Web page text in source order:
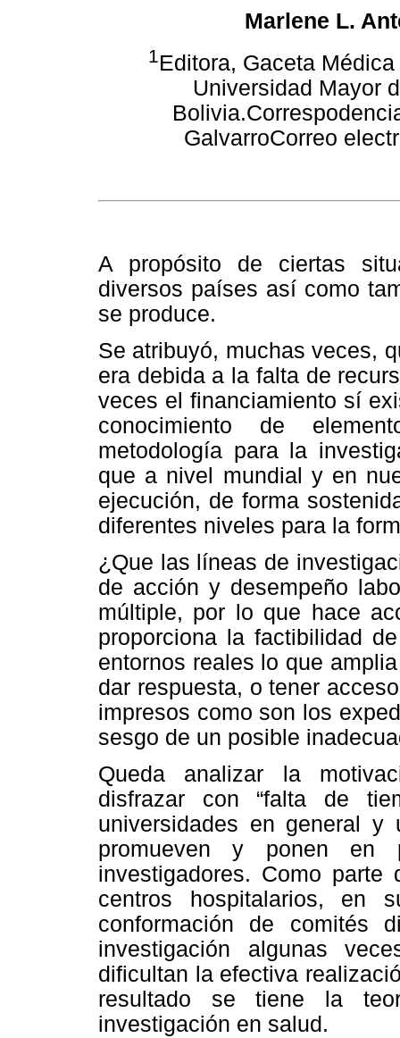
Marlene L.
1Editora, Gaceta
Universidad Mayor
Bolivia.
GalvarroCorreo
A propósito de ciertas
diversos países así como
se produce.
Se atribuyó, muchas veces,
era debida a la falta de
veces el financiamiento sí
conocimiento de
metodología para la
que a nivel mundial y en
ejecución, de forma
diferentes niveles para la
¿Que las líneas de
de acción y desempeño
múltiple, por lo que hace
proporciona la factibilidad
entornos reales lo que
dar respuesta, o tener
impresos como son los
sesgo de un posible
Queda analizar la
disfrazar con “falta de
universidades en general y
promueven y ponen en
investigadores. Como
centros hospitalarios, en
conformación de comités
investigación algunas
dificultan la efectiva
resultado se tiene la
investigación en salud.